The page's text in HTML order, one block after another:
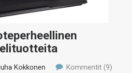
Kokkonen Kommentit (9)